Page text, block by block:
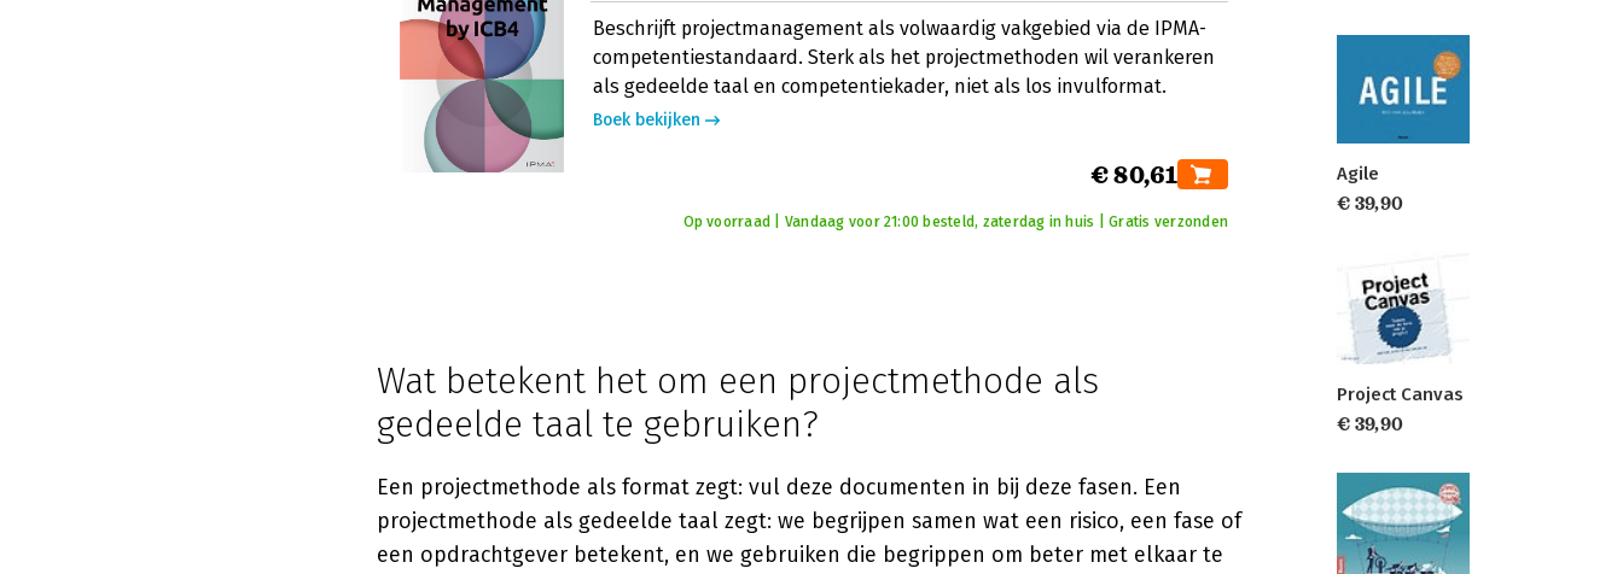
Beschrijft projectmanagement als volwaardig vakgebied via de IPMA-
competentiestandaard. Sterk als het projectmethoden wil verankeren
als gedeelde taal en competentiekader, niet als los invulformat.
Boek bekijken
€ 80,61
Op voorraad | Vandaag voor 21:00 besteld, zaterdag in huis | Gratis verzonden
Wat betekent het om een projectmethode als
gedeelde taal te gebruiken?
Een projectmethode als format zegt: vul deze documenten in bij deze fasen. Een
projectmethode als gedeelde taal zegt: we begrijpen samen wat een risico, een fase of
een opdrachtgever betekent, en we gebruiken die begrippen om beter met elkaar te
Agile
€ 39,90
Project Canvas
€ 39,90